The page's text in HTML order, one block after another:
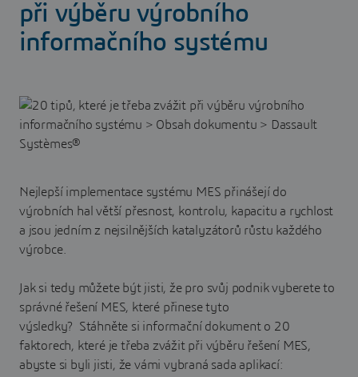
při výběru výrobního
informačního systému
Nejlepší implementace systému MES přinášejí do
výrobních hal větší přesnost, kontrolu, kapacitu a rychlost
a jsou jedním z nejsilnějších katalyzátorů růstu každého
výrobce.
Jak si tedy můžete být jisti, že pro svůj podnik vyberete to
správné řešení MES, které přinese tyto
výsledky? Stáhněte si informační dokument o 20
faktorech, které je třeba zvážit při výběru řešení MES,
abyste si byli jisti, že vámi vybraná sada aplikací: